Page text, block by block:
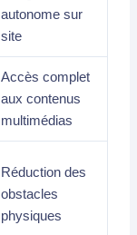
autonome sur
site
Accès complet
aux contenus
multimédias
Réduction des
obstacles
physiques